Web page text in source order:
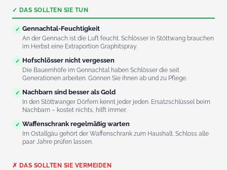
✓ DAS SOLLTEN SIE TUN
✓ Gennachtal-Feuchtigkeit
An der Gennach ist die Luft feucht. Schlösser in Stöttwang brauchen
im Herbst eine Extraportion Graphitspray.
✓ Hofschlösser nicht vergessen
Die Bauernhöfe im Gennachtal haben Schlösser die seit
Generationen arbeiten. Gönnen Sie ihnen ab und zu Pflege.
✓ Nachbarn sind besser als Gold
In den Stöttwanger Dörfern kennt jeder jeden. Ersatzschlüssel beim
Nachbarn – kostet nichts, hilft immer.
✓ Waffenschrank regelmäßig warten
Im Ostallgäu gehört der Waffenschrank zum Haushalt. Schloss alle
paar Jahre prüfen lassen.
✗ DAS SOLLTEN SIE VERMEIDEN